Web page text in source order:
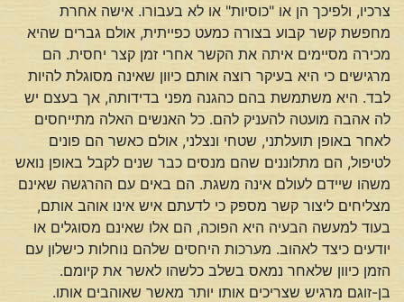
צרכיו, ולפיכך הן או "כוסיות" או לא בעבורו. אישה אחרת
מחפשת קשר קבוע בצורה כמעט כפייתית, אולם גברים שהיא
מכירה מסיימים איתה את הקשר אחרי זמן קצר יחסית. הם
מרגישים כי היא בעיקר רוצה אותם כיוון שאינה מסוגלת להיות
לבד. היא משתמשת בהם כהגנה מפני בדידותה, אך בעצם יש
לה אהבה מועטה להעניק להם. כל האנשים האלה מתייחסים
לאחר באופן תועלתני, שטחי ונצלני, אולם כאשר הם פונים
לטיפול, הם מתלוננים שהם מנסים כבר שנים לקבל באופן נואש
משהו שיידם לעולם אינה משגת. הם באים עם ההרגשה שאינם
מצליחים ליצור קשר מספק כי לדעתם איש אינו אוהב אותם,
בעוד למעשה הבעיה היא הפוכה, הם אלו שאינם מסוגלים או
יודעים כיצד לאהוב. מערכות היחסים שלהם נוחלות כישלון עם
הזמן כיוון שלאחר נמאס בשלב כלשהו לאשר את קיומם.
בן-זוגם מרגיש שצריכים אותו יותר מאשר שאוהבים אותו.